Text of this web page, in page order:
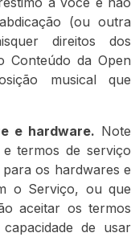
(ou outra
direitos dos
Conteúdo da Open
musical que
e hardware. Note
termos de serviço
os hardwares e
o Serviço, ou que
aceitar os termos
de usar